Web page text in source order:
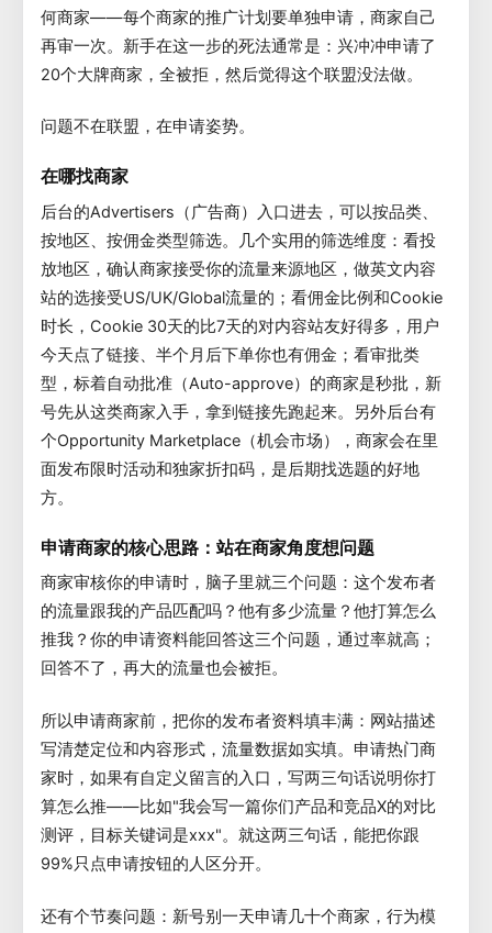
何商家——每个商家的推广计划要单独申请，商家自己
再审一次。新手在这一步的死法通常是：兴冲冲申请了
20个大牌商家，全被拒，然后觉得这个联盟没法做。
问题不在联盟，在申请姿势。
在哪找商家
后台的Advertisers（广告商）入口进去，可以按品类、
按地区、按佣金类型筛选。几个实用的筛选维度：看投
放地区，确认商家接受你的流量来源地区，做英文内容
站的选接受US/UK/Global流量的；看佣金比例和Cookie
时长，Cookie 30天的比7天的对内容站友好得多，用户
今天点了链接、半个月后下单你也有佣金；看审批类
型，标着自动批准（Auto-approve）的商家是秒批，新
号先从这类商家入手，拿到链接先跑起来。另外后台有
个Opportunity Marketplace（机会市场），商家会在里
面发布限时活动和独家折扣码，是后期找选题的好地
方。
申请商家的核心思路：站在商家角度想问题
商家审核你的申请时，脑子里就三个问题：这个发布者
的流量跟我的产品匹配吗？他有多少流量？他打算怎么
推我？你的申请资料能回答这三个问题，通过率就高；
回答不了，再大的流量也会被拒。
所以申请商家前，把你的发布者资料填丰满：网站描述
写清楚定位和内容形式，流量数据如实填。申请热门商
家时，如果有自定义留言的入口，写两三句话说明你打
算怎么推——比如"我会写一篇你们产品和竞品X的对比
测评，目标关键词是xxx"。就这两三句话，能把你跟
99%只点申请按钮的人区分开。
还有个节奏问题：新号别一天申请几十个商家，行为模